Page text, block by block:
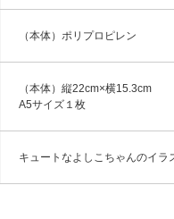
（本体）ポリプロピレン
（本体）縦22cm×横15.3cm
A5サイズ１枚
キュートなよしこちゃんのイラ